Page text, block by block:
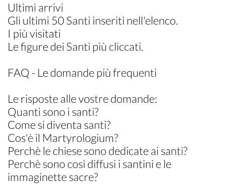
Ultimi arrivi
Gli ultimi 50 Santi inseriti nell'elenco.
I più visitati
Le figure dei Santi più cliccati.
FAQ - Le domande più frequenti
Le risposte alle vostre domande:
Quanti sono i santi?
Come si diventa santi?
Cos'è il Martyrologium?
Perchè le chiese sono dedicate ai santi?
Perchè sono così diffusi i santini e le
immaginette sacre?